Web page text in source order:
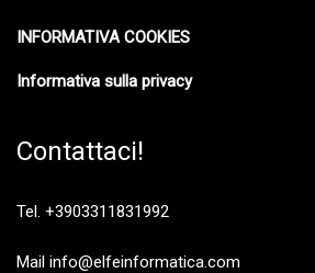
INFORMATIVA COOKIES
Informativa sulla privacy
Contattaci!
Tel. +3903311831992
Mail info@elfeinformatica.com